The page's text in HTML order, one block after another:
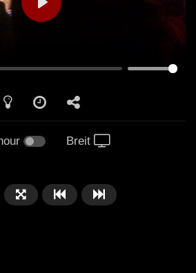
PLAY
Breit